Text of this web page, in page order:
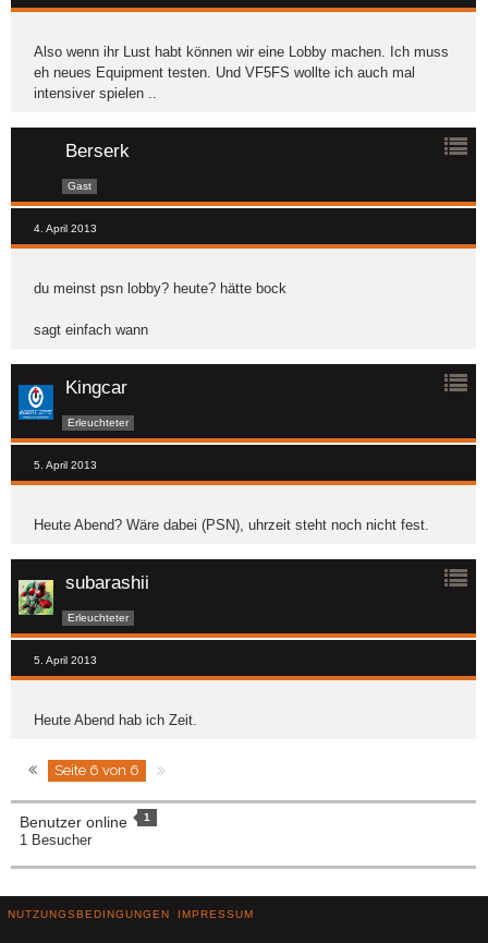
Also wenn ihr Lust habt können wir eine Lobby machen. Ich muss
eh neues Equipment testen. Und VF5FS wollte ich auch mal
intensiver spielen ..
Berserk
Gast
4. April 2013
du meinst psn lobby? heute? hätte bock
sagt einfach wann
Kingcar
Erleuchteter
5. April 2013
Heute Abend? Wäre dabei (PSN), uhrzeit steht noch nicht fest.
subarashii
Erleuchteter
5. April 2013
Heute Abend hab ich Zeit.
Seite 6 von 6
Benutzer online 1
1 Besucher
NUTZUNGSBEDINGUNGEN IMPRESSUM